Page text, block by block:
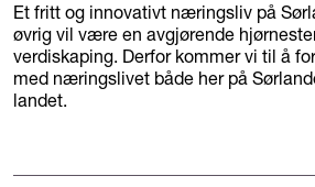
Et fritt og innovativt næringsliv på
øvrig vil være en avgjørende
verdiskaping. Derfor kommer vi til å
med næringslivet både her på
landet.